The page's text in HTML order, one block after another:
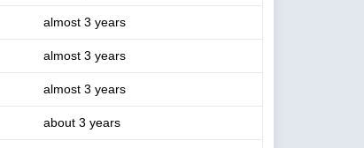
almost 3 years
almost 3 years
almost 3 years
about 3 years